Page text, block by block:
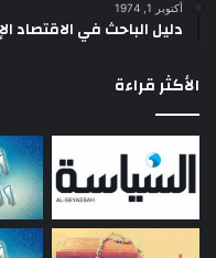
أكتوبر 1, 1974
دليل الباحث في الاقتصاد
الأكثر قراءة